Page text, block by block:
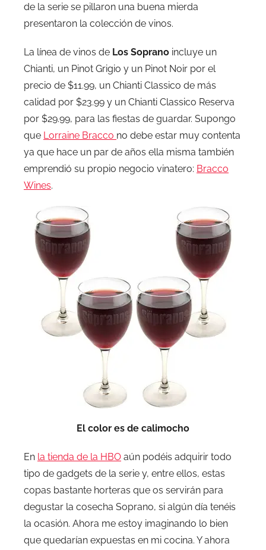
de la serie se pillaron una buena mierda
presentaron la colección de vinos.
La línea de vinos de Los Soprano incluye un
Chianti, un Pinot Grigio y un Pinot Noir por el
precio de $11.99, un Chianti Classico de más
calidad por $23.99 y un Chianti Classico Reserva
por $29.99, para las fiestas de guardar. Supongo
que Lorraine Bracco no debe estar muy contenta
ya que hace un par de años ella misma también
emprendió su propio negocio vinatero: Bracco
Wines.
El color es de calimocho
En la tienda de la HBO aún podéis adquirir todo
tipo de gadgets de la serie y, entre ellos, estas
copas bastante horteras que os servirán para
degustar la cosecha Soprano, si algún día tenéis
la ocasión. Ahora me estoy imaginando lo bien
que quedarían expuestas en mi cocina. Y ahora